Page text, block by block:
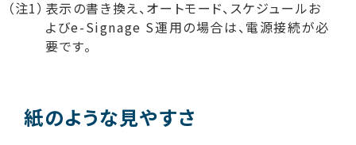
（注1）表示の書き換え、オートモード、スケジュールお
よびe-Signage S運用の場合は、電源接続が必
要です。
紙のような見やすさ